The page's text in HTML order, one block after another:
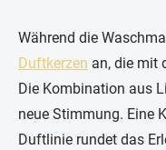
Während die
Duftkerzen an, die mit
Die Kombination aus
neue Stimmung. Eine
Duftlinie rundet das